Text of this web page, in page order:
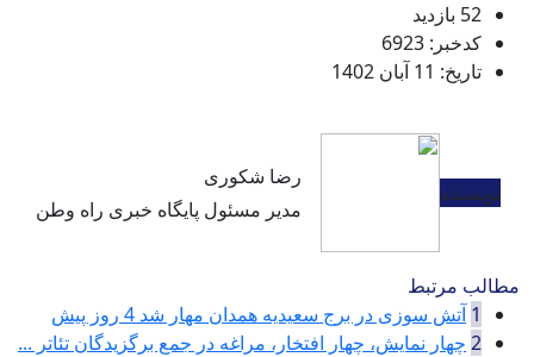
52 بازدید
کدخبر: 6923
تاریخ: 11 آبان 1402
نویسنده
رضا شکوری
مدیر مسئول پایگاه خبری راه وطن
مطالب مرتبط
1 آتش سوزی در برج سعیدیه همدان مهار شد 4 روز پیش
2 چهار نمایش، چهار افتخار، مراغه در جمع برگزیدگان تئاتر ...